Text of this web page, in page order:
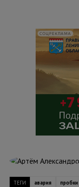
СОЦРЕКЛАМА
ТЕГИ авария пробки